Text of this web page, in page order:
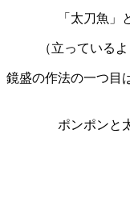
「太刀魚」
（立っている
鏡盛の作法の一つ目
ポンポンと